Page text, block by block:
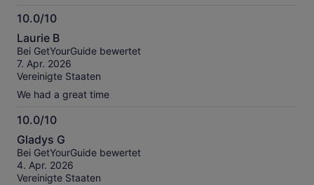
10.0/10
10.0
von
10
Laurie B
Bei GetYourGuide bewertet
7. Apr. 2026
Vereinigte Staaten
We had a great time
10.0/10
10.0
von
10
Gladys G
Bei GetYourGuide bewertet
4. Apr. 2026
Vereinigte Staaten